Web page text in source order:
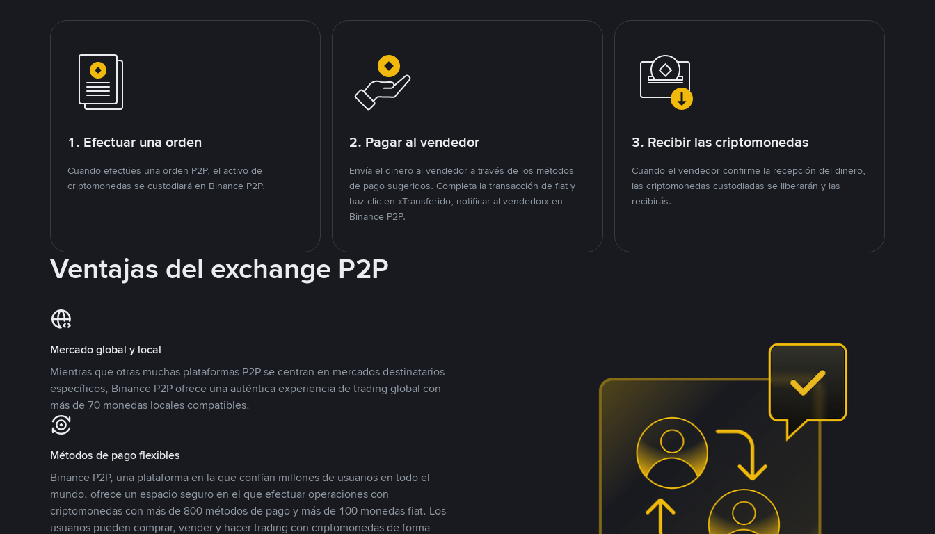
1. Efectuar una orden
Cuando efectúes una orden P2P, el activo de
criptomonedas se custodiará en Binance P2P.
2. Pagar al vendedor
Envía el dinero al vendedor a través de los métodos
de pago sugeridos. Completa la transacción de fiat y
haz clic en «Transferido, notificar al vendedor» en
Binance P2P.
3. Recibir las criptomonedas
Cuando el vendedor confirme la recepción del dinero,
las criptomonedas custodiadas se liberarán y las
recibirás.
Ventajas del exchange P2P
Mercado global y local
Mientras que otras muchas plataformas P2P se centran en mercados destinatarios
específicos, Binance P2P ofrece una auténtica experiencia de trading global con
más de 70 monedas locales compatibles.
Métodos de pago flexibles
Binance P2P, una plataforma en la que confían millones de usuarios en todo el
mundo, ofrece un espacio seguro en el que efectuar operaciones con
criptomonedas con más de 800 métodos de pago y más de 100 monedas fiat. Los
usuarios pueden comprar, vender y hacer trading con criptomonedas de forma